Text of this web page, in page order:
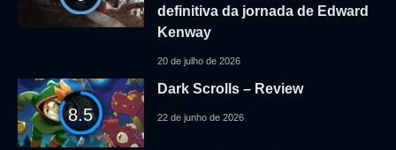
definitiva da jornada de Edward
Kenway
20 de julho de 2026
8.5
Dark Scrolls – Review
22 de junho de 2026